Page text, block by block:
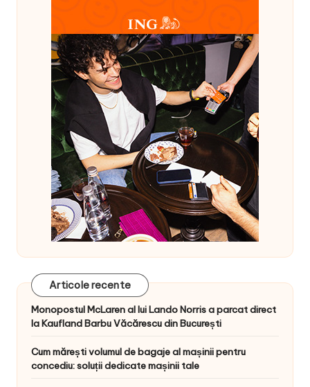
Articole recente
Monopostul McLaren al lui Lando Norris a parcat direct
la Kaufland Barbu Văcărescu din București
Cum mărești volumul de bagaje al mașinii pentru
concediu: soluții dedicate mașinii tale